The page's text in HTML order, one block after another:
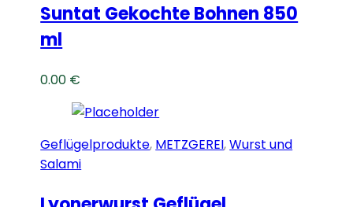
Suntat Gekochte Bohnen 850
ml
0.00 €
Geflügelprodukte, METZGEREI,Wurst und
Salami